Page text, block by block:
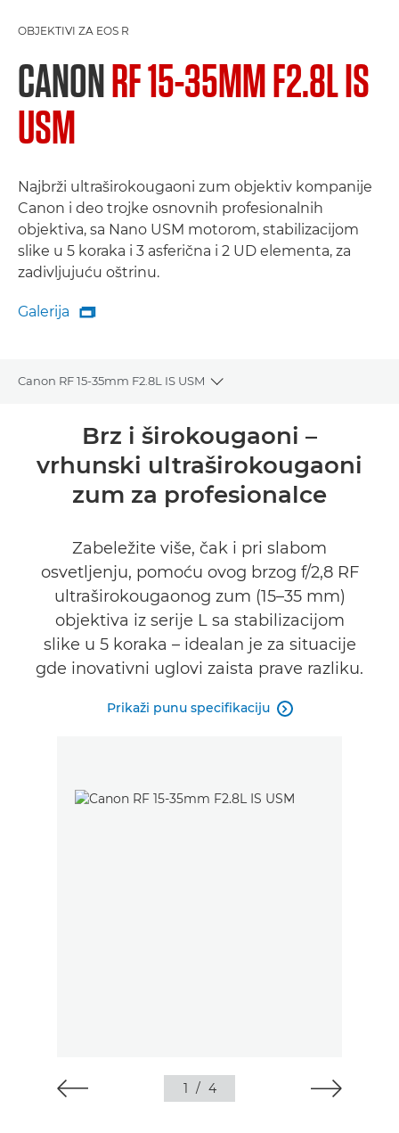
OBJEKTIVI ZA EOS R
CANONRF 15-35MM F2.8L IS
USM
Najbrži ultraširokougaoni zum objektiv kompanije
Canon i deo trojke osnovnih profesionalnih
objektiva, sa Nano USM motorom, stabilizacijom
slike u 5 koraka i 3 asferična i 2 UD elementa, za
zadivljujuću oštrinu.
Galerija
Galerija

Canon RF 15-35mm F2.8L IS USM
Toggle breadcrumbs
Specifikacije
Brz i širokougaoni –
vrhunski ultraširokougaoni
zum za profesionalce
Zabeležite više, čak i pri slabom
osvetljenju, pomoću ovog brzog f/2,8 RF
ultraširokougaonog zum (15–35 mm)
objektiva iz serije L sa stabilizacijom
slike u 5 koraka – idealan je za situacije
gde inovativni uglovi zaista prave razliku.
Prikaži punu specifikaciju 
1 / 4